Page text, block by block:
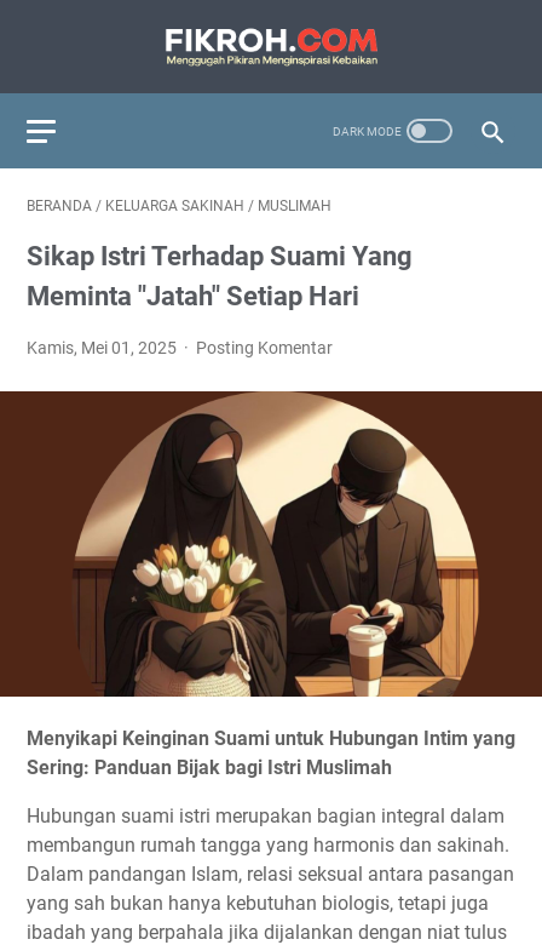
BERANDA / KELUARGA SAKINAH / MUSLIMAH
Sikap Istri Terhadap Suami Yang
Meminta "Jatah" Setiap Hari
Kamis, Mei 01, 2025 Posting Komentar
Menyikapi Keinginan Suami untuk Hubungan Intim yang
Sering: Panduan Bijak bagi Istri Muslimah
Hubungan suami istri merupakan bagian integral dalam
membangun rumah tangga yang harmonis dan sakinah.
Dalam pandangan Islam, relasi seksual antara pasangan
yang sah bukan hanya kebutuhan biologis, tetapi juga
ibadah yang berpahala jika dijalankan dengan niat tulus